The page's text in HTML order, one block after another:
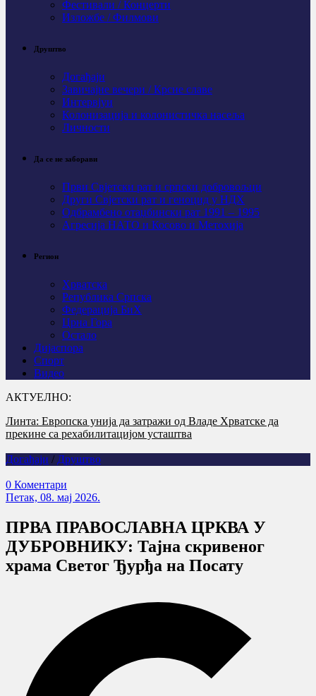
Фестивали / Концерти
Изложбе / Филмови
Друштво
Догађаји
Завичајне вечери / Крсне славе
Интервјуи
Колонизација и колонистичка насеља
Личности
Да се не заборави
Први Свјeтски рат и српски добровољци
Други Свјетски рат и геноцид у НДХ
Одбрамбено отаџбински рат 1991 – 1995
Агресија НАТО и Косово и Метохија
Регион
Хрватска
Република Српска
Федерација БиХ
Црна Гора
Остало
Дијаспора
Спорт
Видео
АКТУЕЛНО:
У Горњем Селишту код Глине обиљежена 31 година од
убиства Срба у „Олуји“
Догађаји / Друштво
0 Коментари
Петак, 08. мај 2026.
ПРВА ПРАВОСЛАВНА ЦРКВА У
ДУБРОВНИКУ: Тајна скривеног
храма Светог Ђурђа на Посату